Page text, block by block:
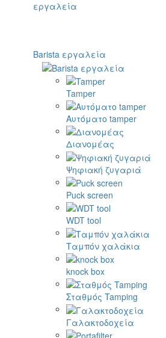
Barista εργαλεία
Tamper
Αυτόματο tamper
Διανομέας
Ψηφιακή ζυγαριά
Puck screen
WDT tool
Ταμπόν χαλάκια
knock box
Σταθμός Tamping
Γαλακτοδοχεία